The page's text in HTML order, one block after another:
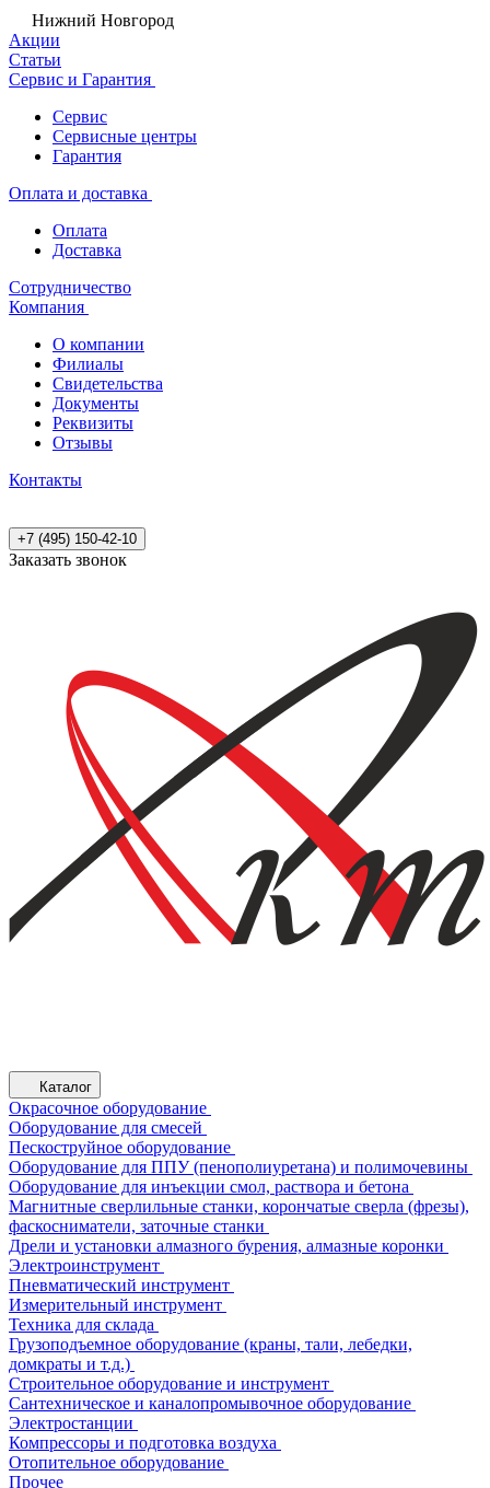
Нижний Новгород
Акции
Статьи
Сервис и Гарантия
Сервис
Сервисные центры
Гарантия
Оплата и доставка
Оплата
Доставка
Сотрудничество
Компания
О компании
Филиалы
Свидетельства
Документы
Реквизиты
Отзывы
Контакты
+7 (495) 150-42-10
Заказать звонок
Каталог
Окрасочное оборудование
Оборудование для смесей
Пескоструйное оборудование
Оборудование для ППУ (пенополиуретана) и полимочевины
Оборудование для инъекции смол, раствора и бетона
Магнитные сверлильные станки, корончатые сверла (фрезы),
фаскосниматели, заточные станки
Дрели и установки алмазного бурения, алмазные коронки
Электроинструмент
Пневматический инструмент
Измерительный инструмент
Техника для склада
Грузоподъемное оборудование (краны, тали, лебедки,
домкраты и т.д.)
Строительное оборудование и инструмент
Сантехническое и каналопромывочное оборудование
Электростанции
Компрессоры и подготовка воздуха
Отопительное оборудование
Прочее